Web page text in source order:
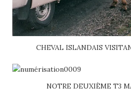
CHEVAL ISLANDAIS
NOTRE DEUXIÈME T3